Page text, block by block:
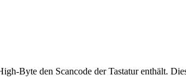
Byte den Scancode der Tastatur enthält.